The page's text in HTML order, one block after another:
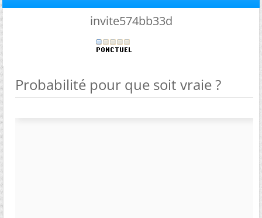
invite574bb33d
Probabilité pour que soit vraie ?